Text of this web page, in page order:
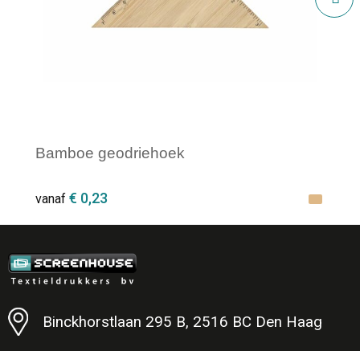
Bamboe geodriehoek
vanaf € 0,23
Minimale afname: 1
Binckhorstlaan 295 B, 2516 BC Den Haag